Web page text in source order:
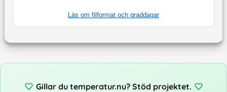
Läs om filformat och graddagar
Gillar du temperatur.nu? Stöd projektet.